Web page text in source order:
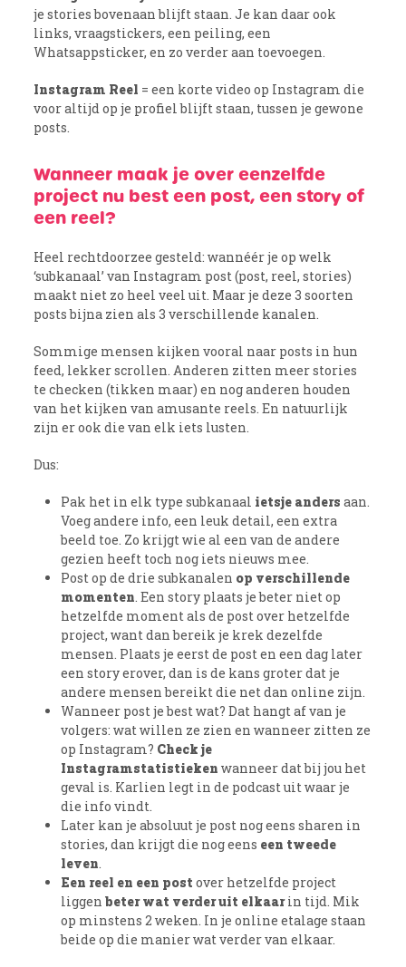
je stories bovenaan blijft staan. Je kan daar ook
links, vraagstickers, een peiling, een
Whatsappsticker, en zo verder aan toevoegen.
Instagram Reel = een korte video op Instagram die
voor altijd op je profiel blijft staan, tussen je gewone
posts.
Wanneer maak je over eenzelfde
project nu best een post, een story of
een reel?
Heel rechtdoorzee gesteld: wannéér je op welk
‘subkanaal’ van Instagram post (post, reel, stories)
maakt niet zo heel veel uit. Maar je deze 3 soorten
posts bijna zien als 3 verschillende kanalen.
Sommige mensen kijken vooral naar posts in hun
feed, lekker scrollen. Anderen zitten meer stories
te checken (tikken maar) en nog anderen houden
van het kijken van amusante reels. En natuurlijk
zijn er ook die van elk iets lusten.
Dus:
Pak het in elk type subkanaal ietsje anders aan.
Voeg andere info, een leuk detail, een extra
beeld toe. Zo krijgt wie al een van de andere
gezien heeft toch nog iets nieuws mee.
Post op de drie subkanalen op verschillende
momenten. Een story plaats je beter niet op
hetzelfde moment als de post over hetzelfde
project, want dan bereik je krek dezelfde
mensen. Plaats je eerst de post en een dag later
een story erover, dan is de kans groter dat je
andere mensen bereikt die net dan online zijn.
Wanneer post je best wat? Dat hangt af van je
volgers: wat willen ze zien en wanneer zitten ze
op Instagram? Check je
Instagramstatistieken wanneer dat bij jou het
geval is. Karlien legt in de podcast uit waar je
die info vindt.
Later kan je absoluut je post nog eens sharen in
stories, dan krijgt die nog eens een tweede
leven.
Een reel en een post over hetzelfde project
liggenbeter wat verder uit elkaarin tijd. Mik
op minstens 2 weken. In je online etalage staan
beide op die manier wat verder van elkaar.